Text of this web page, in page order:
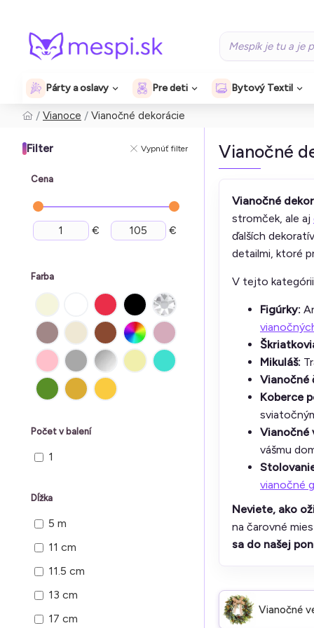
Párty a oslavy Pre deti Bytový Textil
Vianoce Vianočné dekorácie
Filter Vypnúť filter
Cena
€ €
Počet v balení
1
Dĺžka
5 m
11 cm
11.5 cm
13 cm
17 cm
Farba
Vianočné
Vianočné
stromček, ale aj
ďalších
detailmi, ktoré
V tejto
Figúrky:
Mikuláš:
Vianočné
Koberce
Vianočné
vášmu
vianočné
Neviete, ako
na čarovné
sa do našej
Vianočné